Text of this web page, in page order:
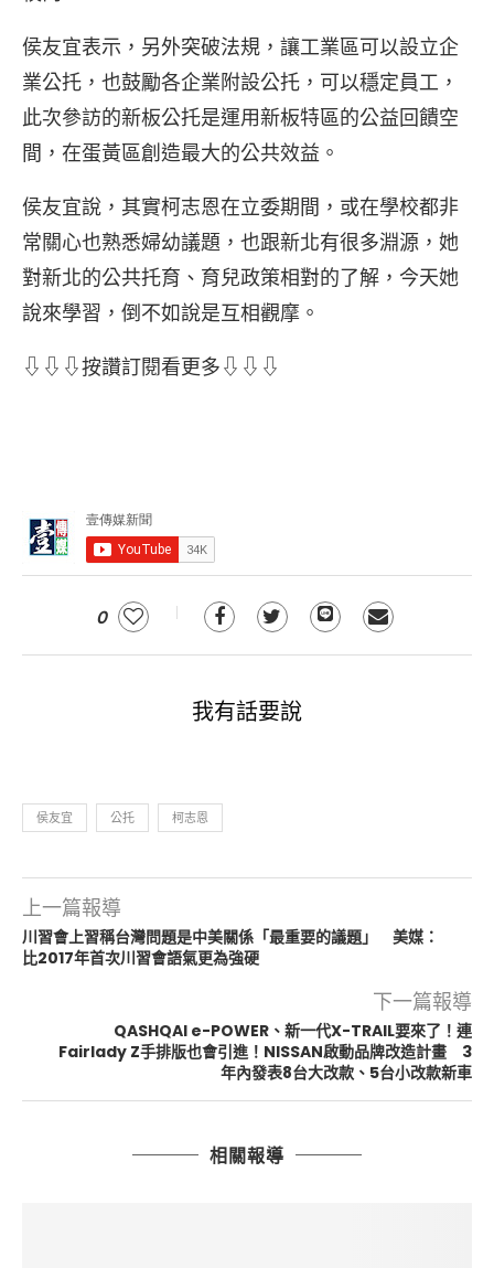
侯友宜表示，另外突破法規，讓工業區可以設立企
業公托，也鼓勵各企業附設公托，可以穩定員工，
此次參訪的新板公托是運用新板特區的公益回饋空
間，在蛋黃區創造最大的公共效益。
侯友宜說，其實柯志恩在立委期間，或在學校都非
常關心也熟悉婦幼議題，也跟新北有很多淵源，她
對新北的公共托育、育兒政策相對的了解，今天她
說來學習，倒不如說是互相觀摩。
⇩⇩⇩按讚訂閱看更多⇩⇩⇩
0
我有話要說
侯友宜 公托 柯志恩
上一篇報導
川習會上習稱台灣問題是中美關係「最重要的議題」 美媒：
比2017年首次川習會語氣更為強硬
下一篇報導
QASHQAI e-POWER、新一代X-TRAIL要來了！連
Fairlady Z手排版也會引進！NISSAN啟動品牌改造計畫 3
年內發表8台大改款、5台小改款新車
相關報導